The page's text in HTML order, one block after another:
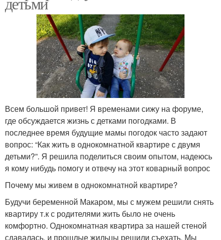
Всем большой привет! Я временами сижу на форуме,
где обсуждается жизнь с детками погодками. В
последнее время будущие мамы погодок часто задают
вопрос: “Как жить в однокомнатной квартире с двумя
детьми?”. Я решила поделиться своим опытом, надеюсь
я кому нибудь помогу и отвечу на этот коварный вопрос
Почему мы живем в однокомнатной квартире?
Будучи беременной Макаром, мы с мужем решили снять
квартиру т.к с родителями жить было не очень
комфортно. Однокомнатная квартира за нашей стеной
сдавалась, и прошлые жильцы решили съехать. Мы